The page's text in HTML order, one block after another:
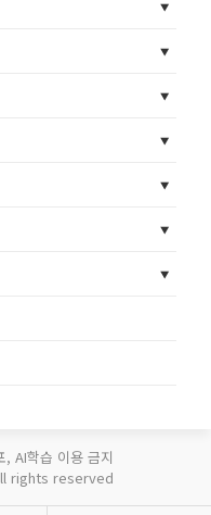
AI학습 이용 금지
rights reserved